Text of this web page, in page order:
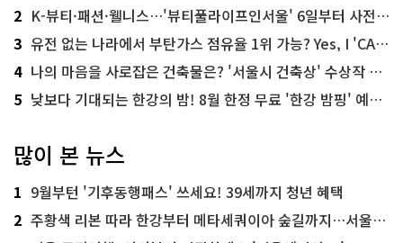
2 K-뷰티·패션·웰니스…'뷰티풀라이프인서울' 6일부터 사전 예약
3 유전 없는 나라에서 부탄가스 점유율 1위 가능? Yes, I 'CAN'
4 나의 마음을 사로잡은 건축물은? '서울시 건축상' 수상작 공개!
5 낮보다 기대되는 한강의 밤! 8월 한정 무료 '한강 밤핑' 예약은?
많이 본 뉴스
1 9월부턴 '기후동행패스' 쓰세요! 39세까지 청년 혜택
2 주황색 리본 따라 한강부터 메타세쿼이아 숲길까지…서울둘레길 15코스